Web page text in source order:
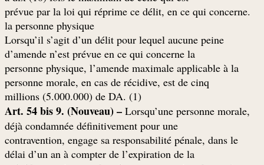
.prévue par la loi qui réprime ce délit, en ce qui concerne
la personne physique
Lorsqu’il s’agit d’un délit pour lequel aucune peine
d’amende n’est prévue en ce qui concerne la
personne physique, l’amende maximale applicable à la
personne morale, en cas de récidive, est de cinq
(millions (5.000.000) de DA. (1
Art. 54 bis 9. (Nouveau) – Lorsqu’une personne morale,
déjà condamnée définitivement pour une
contravention, engage sa responsabilité pénale, dans le
délai d’un an à compter de l’expiration de la